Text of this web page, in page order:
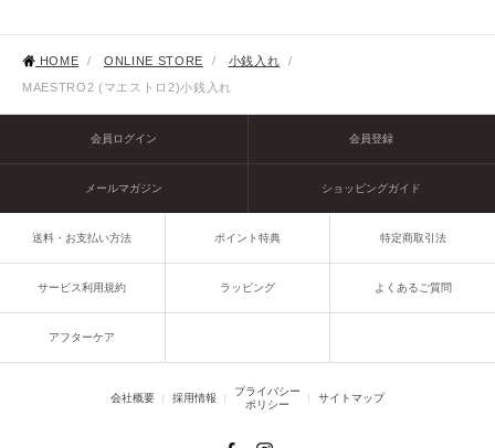
HOME / ONLINE STORE / 小銭入れ
/
MAESTRO2 (マエストロ2)小銭入れ
会員ログイン 会員登録
メールマガジン ショッピングガイド
送料・お支払い方法 ポイント特典 特定商取引法
サービス利用規約 ラッピング よくあるご質問
アフターケア
会社概要 採用情報
プライバシー
ポリシー
サイトマップ